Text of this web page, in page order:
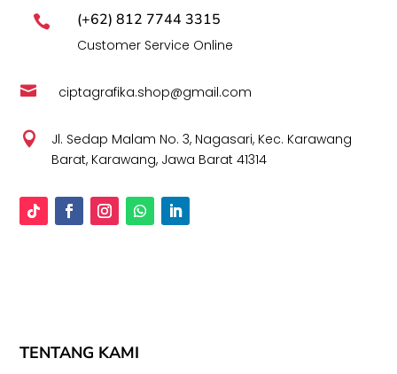
 (+62) 812 7744 3315
Customer Service Online
 ciptagrafika.shop@gmail.com

Jl. Sedap Malam No. 3, Nagasari, Kec. Karawang
Barat, Karawang, Jawa Barat 41314
TENTANG KAMI